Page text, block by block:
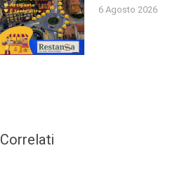
6 Agosto 2026
Correlati